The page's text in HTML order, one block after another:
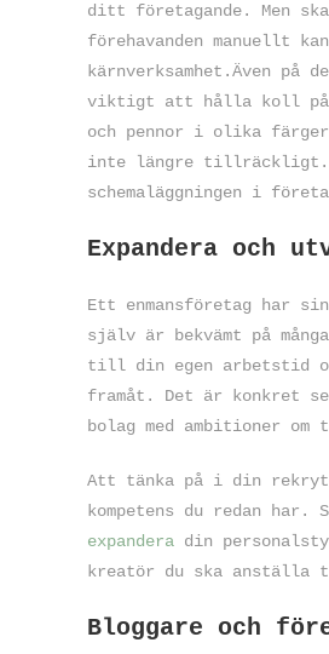
ditt företagande. Men
förehavanden manuellt
kärnverksamhet.Även
viktigt att hålla koll på
och pennor i olika
inte längre tillräckligt.
schemaläggningen i
Expandera och
Ett enmansföretag har
själv är bekvämt på
till din egen arbetstid
framåt. Det är konkret
bolag med ambitioner
Att tänka på i din
kompetens du redan
expandera din
kreatör du ska anställa
Bloggare och